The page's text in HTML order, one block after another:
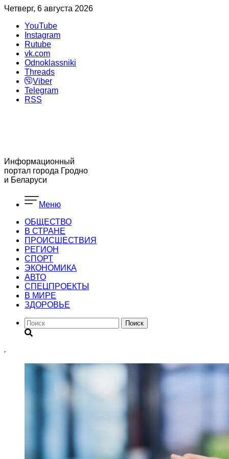
Четверг, 6 августа 2026
YouTube
Instagram
Rutube
vk.com
Odnoklassniki
Threads
Viber
Telegram
RSS
Информационный
портал города Гродно
и Беларуси
Меню
ОБЩЕСТВО
В СТРАНЕ
ПРОИСШЕСТВИЯ
РЕГИОН
CПОРТ
ЭКОНОМИКА
АВТО
СПЕЦПРОЕКТЫ
В МИРЕ
ЗДОРОВЬЕ
Поиск